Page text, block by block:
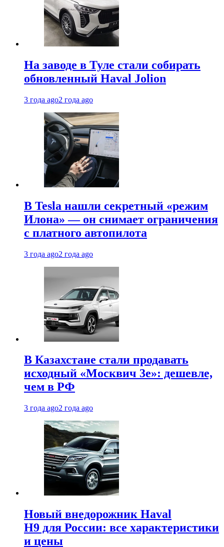
На заводе в Туле стали собирать
обновленный Haval Jolion
3 года ago2 года ago
В Tesla нашли секретный «режим
Илона» — он снимает ограничения
с платного автопилота
3 года ago2 года ago
В Казахстане стали продавать
исходный «Москвич 3e»: дешевле,
чем в РФ
3 года ago2 года ago
Новый внедорожник Haval
H9 для России: все характеристики
и цены